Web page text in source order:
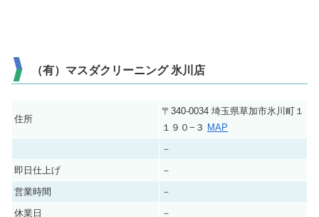
（有）マスダクリーニング 氷川店
住所
〒340-0034 埼玉県草加市氷川町１
１９０−３ MAP
－
即日仕上げ
－
営業時間
－
休業日
－